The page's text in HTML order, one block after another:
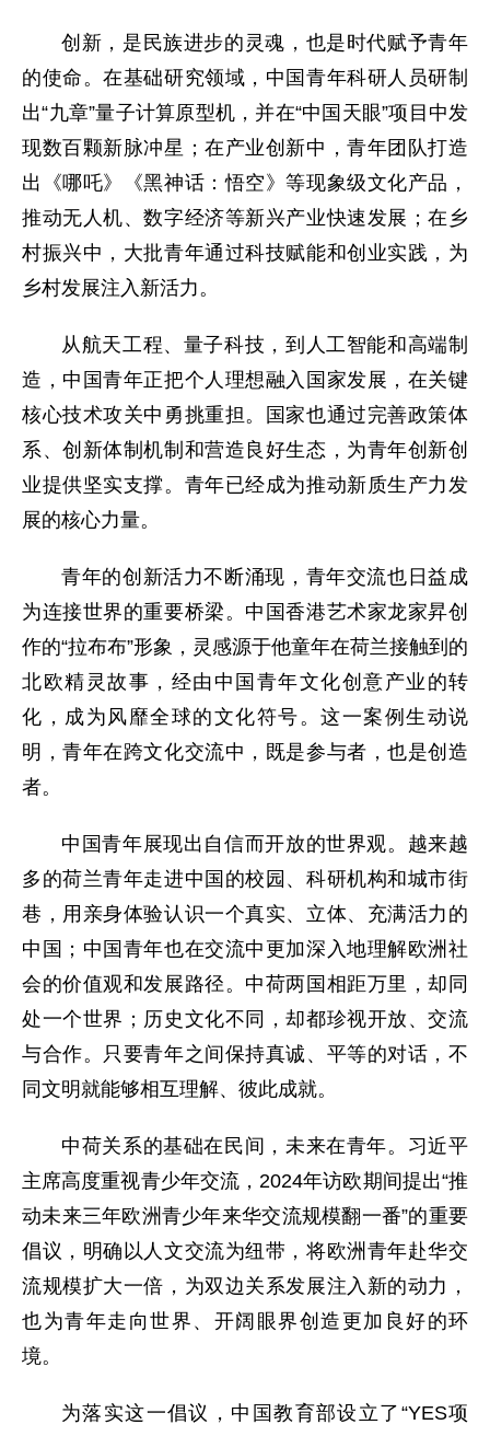
创新，是民族进步的灵魂，也是时代赋予青年
的使命。在基础研究领域，中国青年科研人员研制
出“九章”量子计算原型机，并在“中国天眼”项目中发
现数百颗新脉冲星；在产业创新中，青年团队打造
出《哪吒》《黑神话：悟空》等现象级文化产品，
推动无人机、数字经济等新兴产业快速发展；在乡
村振兴中，大批青年通过科技赋能和创业实践，为
乡村发展注入新活力。
从航天工程、量子科技，到人工智能和高端制
造，中国青年正把个人理想融入国家发展，在关键
核心技术攻关中勇挑重担。国家也通过完善政策体
系、创新体制机制和营造良好生态，为青年创新创
业提供坚实支撑。青年已经成为推动新质生产力发
展的核心力量。
青年的创新活力不断涌现，青年交流也日益成
为连接世界的重要桥梁。中国香港艺术家龙家昇创
作的“拉布布”形象，灵感源于他童年在荷兰接触到的
北欧精灵故事，经由中国青年文化创意产业的转
化，成为风靡全球的文化符号。这一案例生动说
明，青年在跨文化交流中，既是参与者，也是创造
者。
中国青年展现出自信而开放的世界观。越来越
多的荷兰青年走进中国的校园、科研机构和城市街
巷，用亲身体验认识一个真实、立体、充满活力的
中国；中国青年也在交流中更加深入地理解欧洲社
会的价值观和发展路径。中荷两国相距万里，却同
处一个世界；历史文化不同，却都珍视开放、交流
与合作。只要青年之间保持真诚、平等的对话，不
同文明就能够相互理解、彼此成就。
中荷关系的基础在民间，未来在青年。习近平
主席高度重视青少年交流，2024年访欧期间提出“推
动未来三年欧洲青少年来华交流规模翻一番”的重要
倡议，明确以人文交流为纽带，将欧洲青年赴华交
流规模扩大一倍，为双边关系发展注入新的动力，
也为青年走向世界、开阔眼界创造更加良好的环
境。
为落实这一倡议，中国教育部设立了“YES项